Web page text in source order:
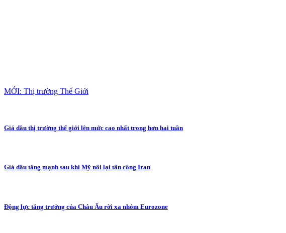
MỚI: Thị trường Thế Giới
Giá dầu thị trường thế giới lên mức cao nhất trong hơn hai tuần
Giá dầu tăng mạnh sau khi Mỹ nối lại tấn công Iran
Động lực tăng trưởng của Châu Âu rời xa nhóm Eurozone